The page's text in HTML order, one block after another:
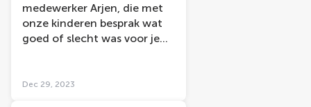
medewerker Arjen, die met
onze kinderen besprak wat
goed of slecht was voor je
bezoek in een goed
Dec 29, 2023